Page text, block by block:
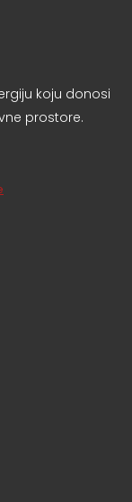
koju donosi
prostore.